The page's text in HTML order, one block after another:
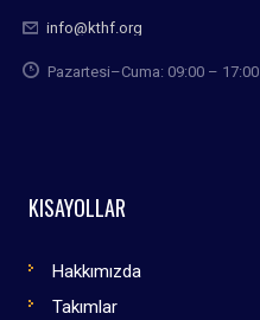
info@kthf.org
Pazartesi–Cuma: 09:00 – 17:00
KISAYOLLAR
Hakkımızda
Takımlar